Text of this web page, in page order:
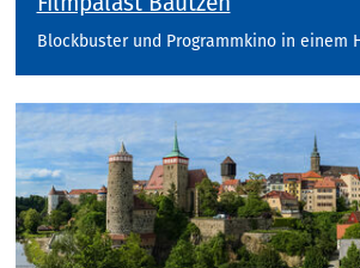
Blockbuster und Programmkino in einem